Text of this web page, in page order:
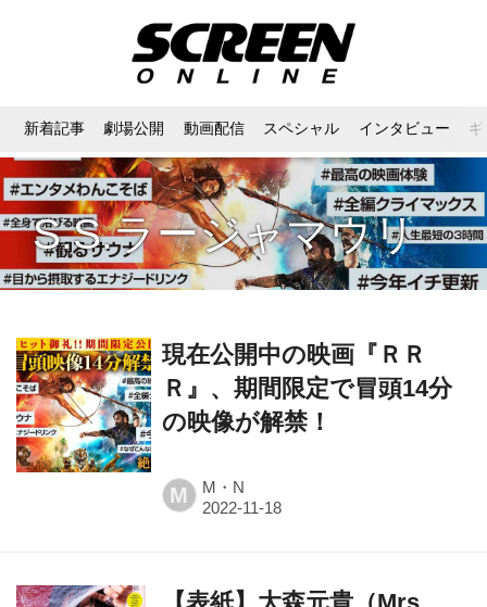
新着記事 劇場公開 動画配信 スペシャル インタビュー
S.S.ラージャマウリ
現在公開中の映画『ＲＲ
Ｒ』、期間限定で冒頭14分
の映像が解禁！
M M・N